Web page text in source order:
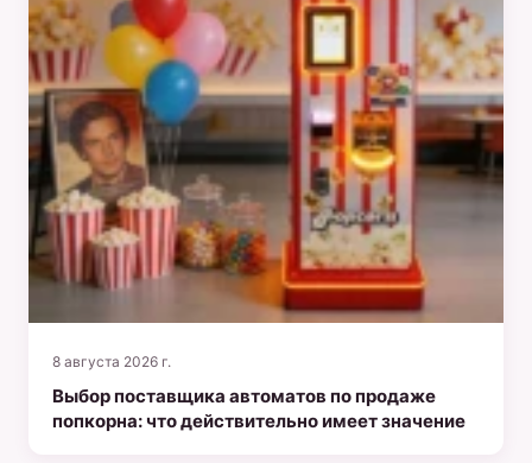
8 августа 2026 г.
Выбор поставщика автоматов по продаже
попкорна: что действительно имеет значение